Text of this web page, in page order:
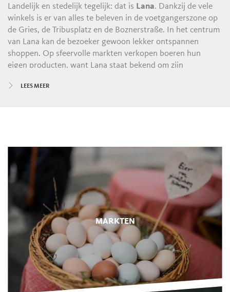
Landelijk en stedelijk tegelijk: dat is Lana. Dankzij de vele
winkels is er van alles te beleven in de voetgangerszone op
de Gries, de Tribusplatz en de Boznerstraße. In het centrum
van Lana kan de bezoeker gewoon lekker ontspannen
shoppen. Op sfeervolle markten verkopen boeren hun
eigen producten, want Lana staat bekend om zijn
plaatselijke winkels artistieke siervoorwerpen van
LEES MEER
MARKTEN